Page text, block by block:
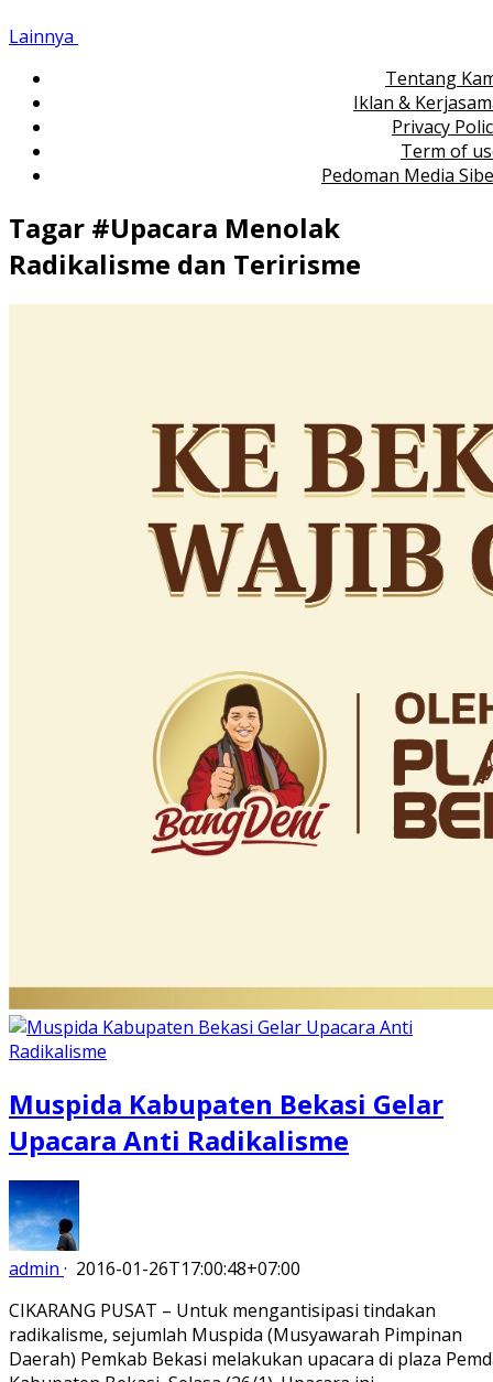
Lainnya
Tentang
Iklan &
Privacy
Term of
Pedoman Media
Tagar #Upacara Menolak
Radikalisme dan Teririsme
Muspida Kabupaten Bekasi Gelar
Upacara Anti Radikalisme
admin · 2016-01-26T17:00:48+07:00
CIKARANG PUSAT – Untuk mengantisipasi tindakan
radikalisme, sejumlah Muspida (Musyawarah Pimpinan
Daerah) Pemkab Bekasi melakukan upacara di plaza